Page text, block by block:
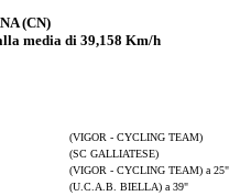
(CN)
media di 39,158 Km/h
(VIGOR - CYCLING TEAM)
(SC GALLIATESE)
(VIGOR - CYCLING TEAM) a 25"
(U.C.A.B. BIELLA) a 39"